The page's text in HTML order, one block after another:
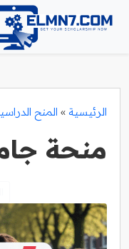
الرئيسية » المنح
منحة